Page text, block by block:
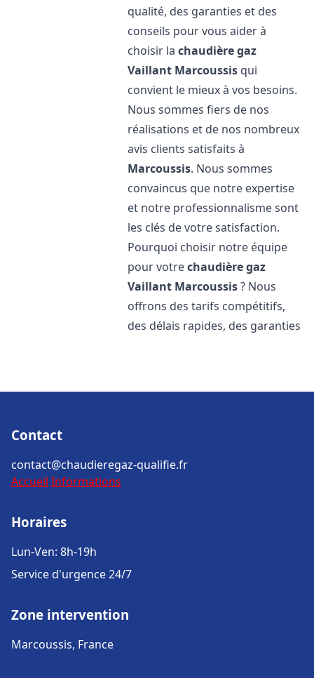
qualité, des garanties et des
conseils pour vous aider à
choisir lachaudière gaz
Vaillant Marcoussis qui
convient le mieux à vos besoins.
Nous sommes fiers de nos
réalisations et de nos nombreux
avis clients satisfaits à
Marcoussis. Nous sommes
convaincus que notre expertise
et notre professionnalisme sont
les clés de votre satisfaction.
Pourquoi choisir notre équipe
pour votrechaudière gaz
Vaillant Marcoussis? Nous
offrons des tarifs compétitifs,
des délais rapides, des garanties
Contact
contact@chaudieregaz-qualifie.fr
Accueil Informations
Horaires
Lun-Ven: 8h-19h
Service d'urgence 24/7
Zone intervention
Marcoussis, France